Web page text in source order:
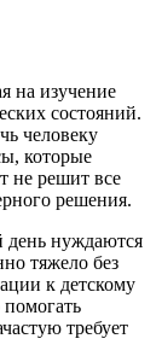
на изучение
состояний.
человеку
которые
не решит все
решения.
день нуждаются
тяжело без
к детскому
требует